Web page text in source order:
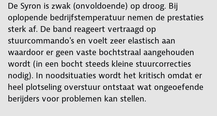
De Syron is zwak (onvoldoende) op droog. Bij
oplopende bedrijfstemperatuur nemen de prestaties
sterk af. De band reageert vertraagd op
stuurcommando's en voelt zeer elastisch aan
waardoor er geen vaste bochtstraal aangehouden
wordt (in een bocht steeds kleine stuurcorrecties
nodig). In noodsituaties wordt het kritisch omdat er
heel plotseling overstuur ontstaat wat ongeoefende
berijders voor problemen kan stellen.